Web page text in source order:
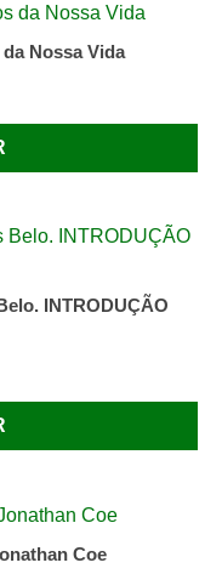
Nossa Vida
INTRODUÇÃO
Coe